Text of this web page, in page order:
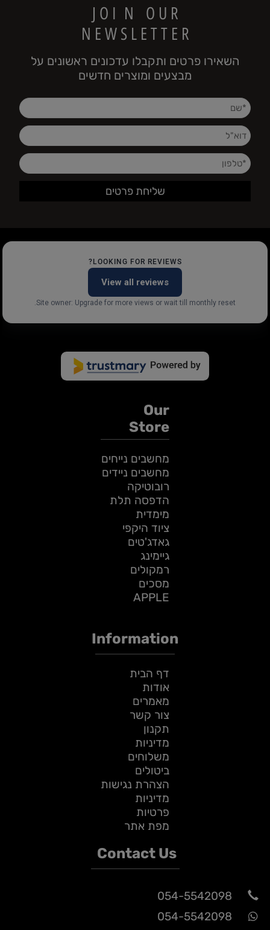
J O I N O U R
N E W S L E T T E R
השאירו פרטים ותקבלו עדכונים ראשונים על
מבצעים ומוצרים חדשים
LOOKING FOR REVIEWS?
View all reviews
Site owner: Upgrade for more views or wait till monthly reset.
Our
Store
מחשבים נייחים
מחשבים ניידים
רובוטיקה
הדפסה תלת
מימדית
ציוד היקפי
גאדג'טים
גיימינג
רמקולים
מסכים
APPLE
Information
דף הבית
אודות
מאמרים
צור קשר
תקנון
מדיניות
משלוחים
ביטולים
הצהרת נגישות
מדיניות
פרטיות
מפת אתר
Contact Us
054-5542098
054-5542098